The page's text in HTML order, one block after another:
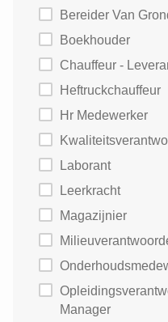
Bereider Van
Boekhouder
Chauffeur -
Heftruckchauffeur
Hr Medewerker
Laborant
Leerkracht
Magazijnier
Opleidingsverantwoordelijke / Hr
Manager